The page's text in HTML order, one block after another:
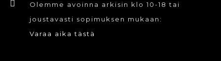
Olemme avoinna arkisin klo 10-18 tai
joustavasti sopimuksen mukaan:
Varaa aika tästä